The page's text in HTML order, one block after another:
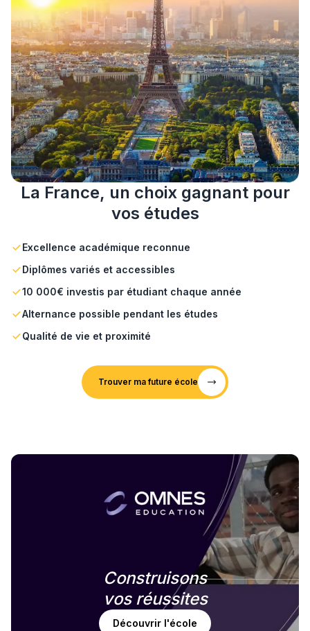
La France, un choix gagnant pour
vos études
Excellence académique reconnue
Diplômes variés et accessibles
10 000€ investis par étudiant chaque année
Alternance possible pendant les études
Qualité de vie et proximité
Trouver ma future école
Construisons
vos réussites
Découvrir l'école